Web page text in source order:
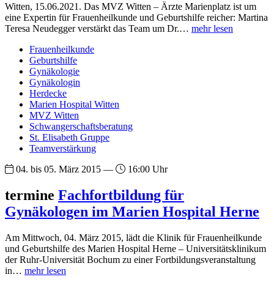
Witten, 15.06.2021. Das MVZ Witten – Ärzte Marienplatz ist um
eine Expertin für Frauenheilkunde und Geburtshilfe reicher: Martina
Teresa Neudegger verstärkt das Team um Dr.… mehr lesen
Frauenheilkunde
Geburtshilfe
Gynäkologie
Gynäkologin
Herdecke
Marien Hospital Witten
MVZ Witten
Schwangerschaftsberatung
St. Elisabeth Gruppe
Teamverstärkung
04. bis 05. März 2015 —
16:00 Uhr
termine Fachfortbildung für
Gynäkologen im Marien Hospital Herne
Am Mittwoch, 04. März 2015, lädt die Klinik für Frauenheilkunde
und Geburtshilfe des Marien Hospital Herne – Universitätsklinikum
der Ruhr-Universität Bochum zu einer Fortbildungsveranstaltung
in… mehr lesen